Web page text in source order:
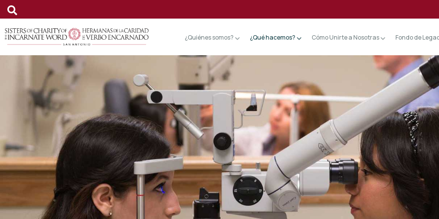
¿Quiénes somos? ¿Qué hacemos? Cómo Unirte a Nosotras Fondo de